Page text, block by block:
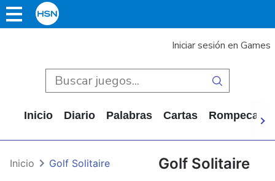
Iniciar sesión en Games
Inicio Diario Palabras Cartas
Golf Solitaire
Inicio Golf Solitaire